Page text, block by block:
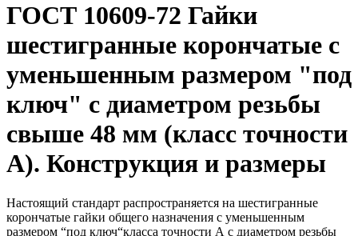
ГОСТ 10609-72 Гайки
шестигранные корончатые с
уменьшенным размером "под
ключ" с диаметром резьбы
свыше 48 мм (класс точности
А). Конструкция и размеры
Настоящий стандарт распространяется на шестигранные
корончатые гайки общего назначения с уменьшенным
размером “под ключ“класса точности А с диаметром резьбы